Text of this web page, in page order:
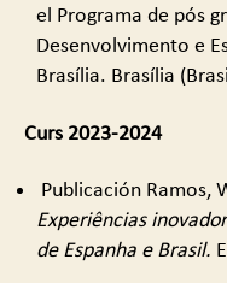
el Programa de pós
Desenvolvimento e
Brasília. Brasília
Curs 2023-2024
Publicación Ramos,
Experiências
de Espanha e Brasil.